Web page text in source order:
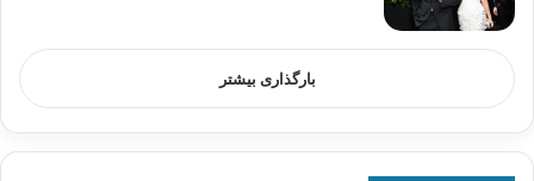
بارگذاری بیشتر